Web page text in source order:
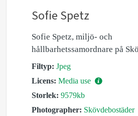
Sofie Spetz
Sofie Spetz, miljö- och
hållbarhetssamordnare på
Filtyp: Jpeg
Licens: Media use
Storlek: 9579kb
Photographer: Skövdebostäder